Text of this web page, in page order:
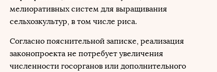
мелиоративных систем для выращивания
сельхозкультур, в том числе риса.
Согласно пояснительной записке, реализация
законопроекта не потребует увеличения
численности госорганов или дополнительного